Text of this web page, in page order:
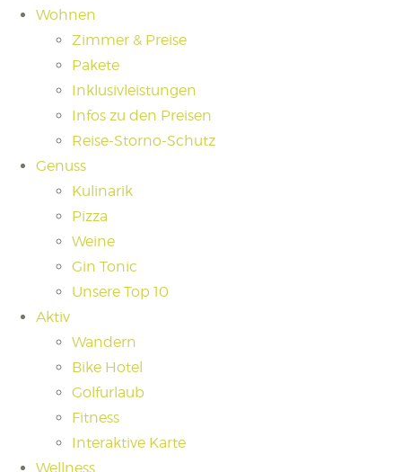
Wohnen
Zimmer & Preise
Pakete
Inklusivleistungen
Infos zu den Preisen
Reise-Storno-Schutz
Genuss
Kulinarik
Pizza
Weine
Gin Tonic
Unsere Top 10
Aktiv
Wandern
Bike Hotel
Golfurlaub
Fitness
Interaktive Karte
Wellness